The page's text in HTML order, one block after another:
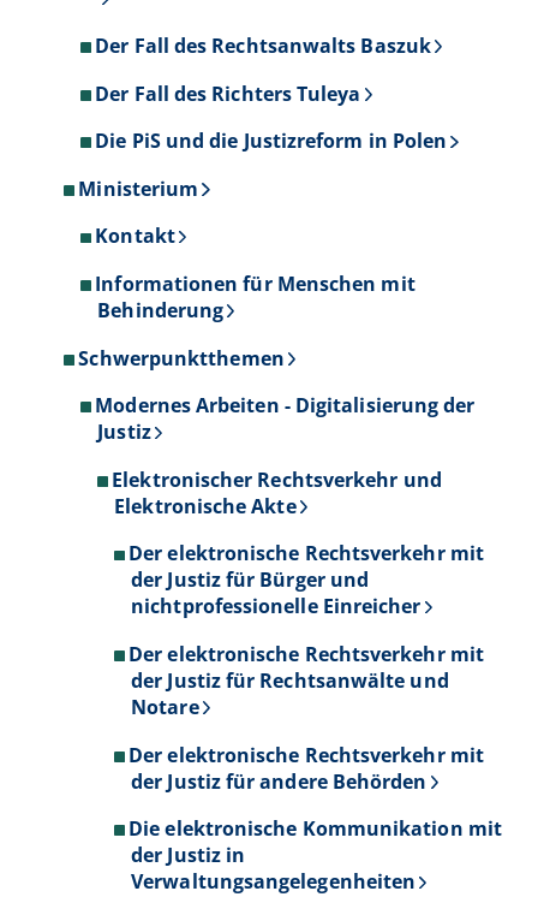
Der Fall des Rechtsanwalts Baszuk
Der Fall des Richters Tuleya
Die PiS und die Justizreform in Polen
Ministerium
Kontakt
Informationen für Menschen mit
Behinderung
Schwerpunktthemen
Modernes Arbeiten - Digitalisierung der
Justiz
Elektronischer Rechtsverkehr und
Elektronische Akte
Der elektronische Rechtsverkehr mit
der Justiz für Bürger und
nichtprofessionelle Einreicher
Der elektronische Rechtsverkehr mit
der Justiz für Rechtsanwälte und
Notare
Der elektronische Rechtsverkehr mit
der Justiz für andere Behörden
Die elektronische Kommunikation mit
der Justiz in
Verwaltungsangelegenheiten